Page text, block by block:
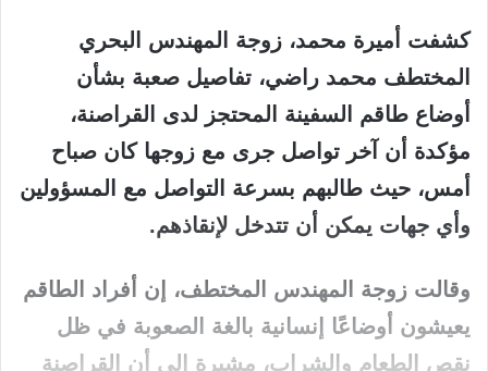
كشفت أميرة محمد، زوجة المهندس البحري
المختطف محمد راضي، تفاصيل صعبة بشأن
أوضاع طاقم السفينة المحتجز لدى القراصنة،
مؤكدة أن آخر تواصل جرى مع زوجها كان صباح
أمس، حيث طالبهم بسرعة التواصل مع المسؤولين
وأي جهات يمكن أن تتدخل لإنقاذهم.
وقالت زوجة المهندس المختطف، إن أفراد الطاقم
يعيشون أوضاعًا إنسانية بالغة الصعوبة في ظل
نقص الطعام والشراب، مشيرة إلى أن القراصنة